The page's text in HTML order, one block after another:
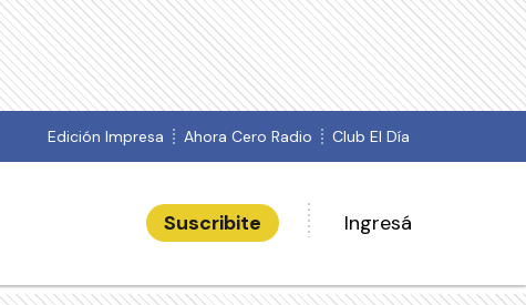
Edición Impresa Ahora Cero Radio Club El Día
Suscribite Ingresá